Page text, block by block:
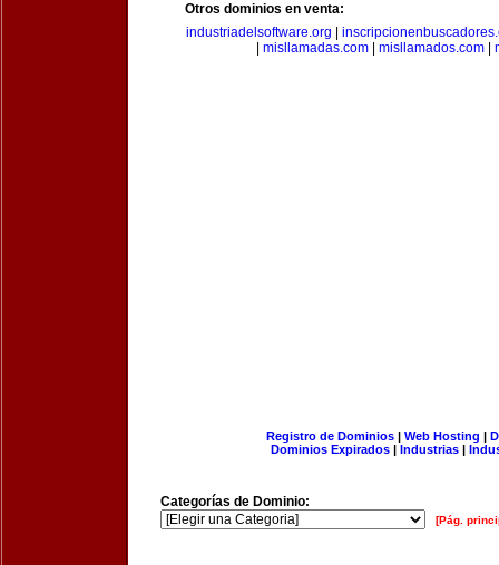
Otros dominios en venta:
industriadelsoftware.org
misllamadas.com| misllamados.com|
Registro de Dominios| Web Hosting |
Dominios Expirados | Industrias |
Categorías de Dominio:
[Pág.